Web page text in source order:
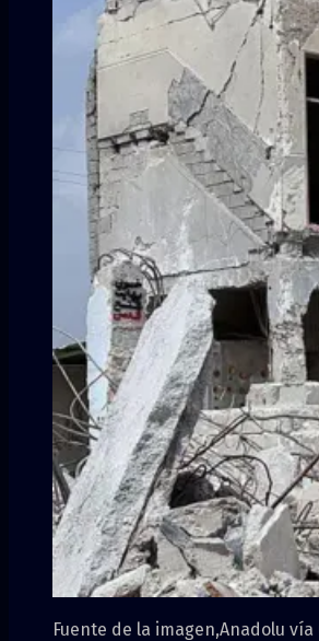
Fuente de la imagen,Anadolu vía